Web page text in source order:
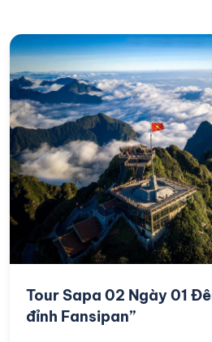
Tour Sapa 02 Ngày 01
đỉnh Fansipan”